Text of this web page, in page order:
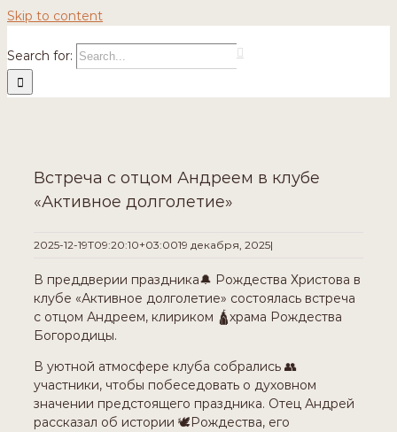
Skip to content
Search for:
Встреча с отцом Андреем в клубе
«Активное долголетие»
2025-12-19T09:20:10+03:0019 декабря, 2025|
В преддверии праздника🔔 Рождества Христова в
клубе «Активное долголетие» состоялась встреча
с отцом Андреем, клириком 🛕храма Рождества
Богородицы.
В уютной атмосфере клуба собрались 👥
участники, чтобы побеседовать о духовном
значении предстоящего праздника. Отец Андрей
рассказал об истории 🕊️Рождества, его